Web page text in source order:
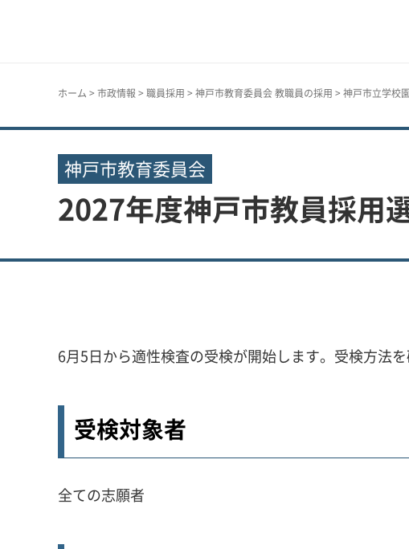
ホーム > 市政情報 > 職員採用 > 神戸市教育委員会 教職員の採用 > 神戸市立学校
神戸市教育委員会
2027年度神戸市教員採用
6月5日から適性検査の受検が開始します。受検方法
受検対象者
全ての志願者